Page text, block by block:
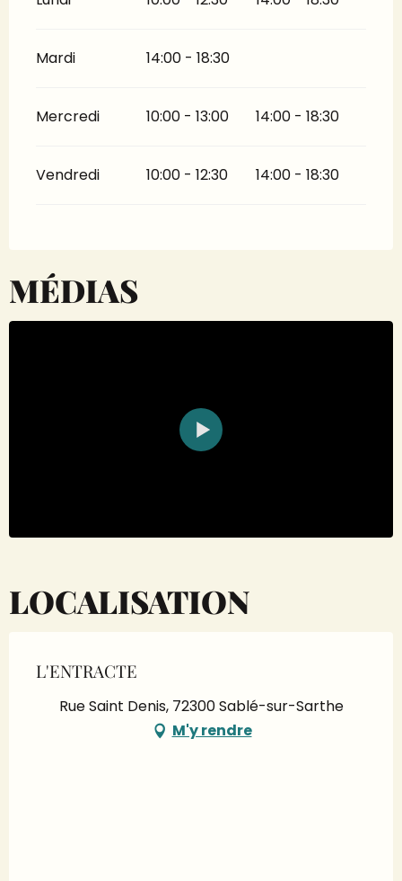
Mardi 14:00 - 18:30
Mercredi 10:00 - 13:00 14:00 - 18:30
Vendredi 10:00 - 12:30 14:00 - 18:30
MÉDIAS
LOCALISATION
L'ENTRACTE
Rue Saint Denis, 72300 Sablé-sur-Sarthe
M'y rendre